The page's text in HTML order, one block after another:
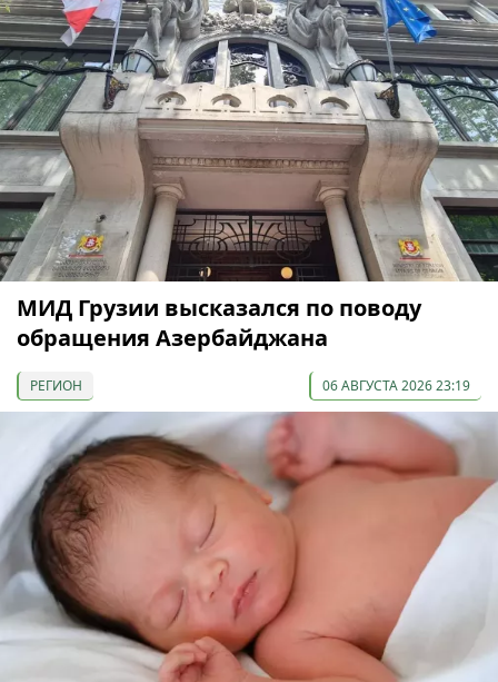
МИД Грузии высказался по поводу
обращения Азербайджана
РЕГИОН 06 АВГУСТА 2026 23:19